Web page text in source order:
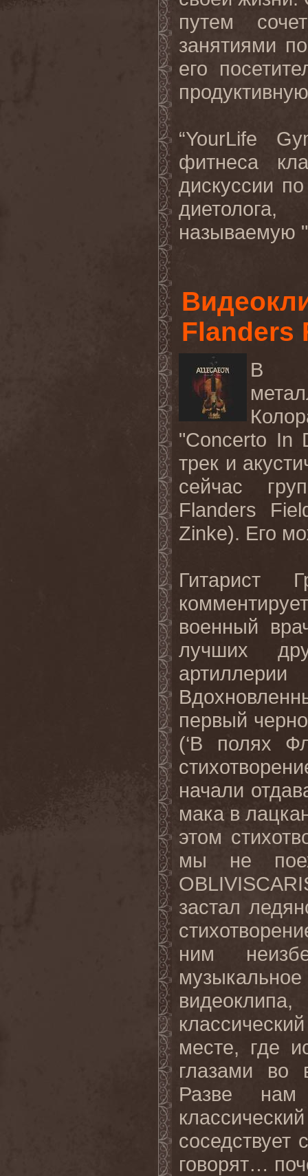
путем
занятиями
его
“YourLife
фитнеса
дискуссии
называемую "
Flanders
В
"Concerto In
трек и
сейчас
Flanders
Zinke). Его
Гитарист
военный
лучших
первый
(‘В полях
начали
мака в
этом
мы не
застал
ним
месте, где
глазами во
Разве
говорят…